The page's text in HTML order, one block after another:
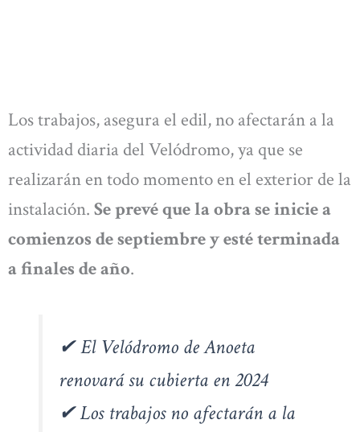
Los trabajos, asegura el edil, no afectarán a la
actividad diaria del Velódromo, ya que se
realizarán en todo momento en el exterior de la
instalación. Se prevé que la obra se inicie a
comienzos de septiembre y esté terminada
a finales de año.
✔︎ El Velódromo de Anoeta
renovará su cubierta en 2024
✔︎ Los trabajos no afectarán a la